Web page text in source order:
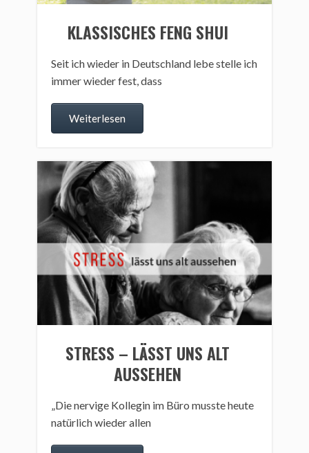
KLASSISCHES FENG SHUI
Seit ich wieder in Deutschland lebe stelle ich
immer wieder fest, dass
Weiterlesen
STRESS – LÄSST UNS ALT
AUSSEHEN
„Die nervige Kollegin im Büro musste heute
natürlich wieder allen